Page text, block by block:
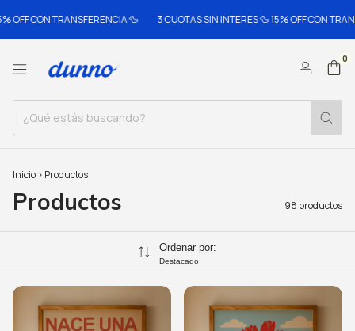
TRANSFERENCIA 🦆 3 CUOTAS SIN INTERES 🦆 15% OFF CON
0
Inicio > Productos
Productos 98 productos
Ordenar por:
Destacado